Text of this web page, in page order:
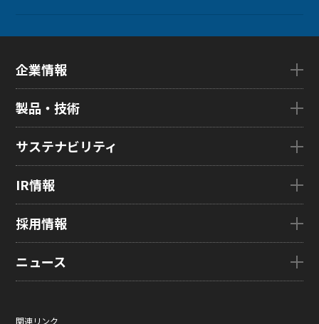
企業情報
ごあいさつ
企業理念
グローバル子会社
製品・技術
eLEAP
HMO
Rælclear
医療・産業・デジタルカメラ用ディスプレイ
サステナビリティ
トップメッセージ
環境
ガバナンス
IR情報
経営方針
株式・株主情報
採用情報
新卒採用情報
人財像/人財マネジメント基本方針
ニュース
関連リンク